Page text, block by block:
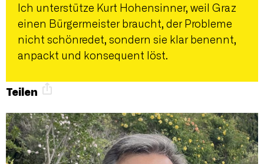
Ich unterstütze Kurt Hohensinner, weil Graz
einen Bürgermeister braucht, der Probleme
nicht schönredet, sondern sie klar benennt,
anpackt und konsequent löst.
Teilen